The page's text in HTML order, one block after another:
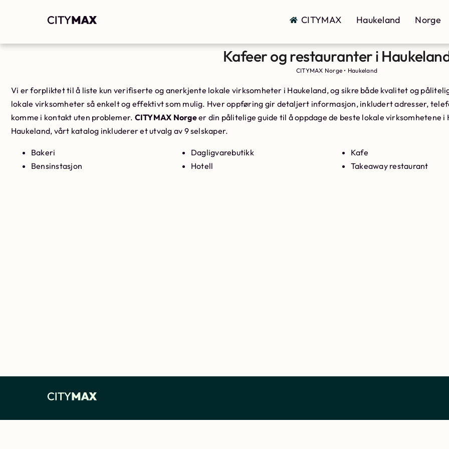
CITYMAX Haukeland Norge
Kafeer og restauranter i
CITYMAX Norge • Haukeland
Vi er forpliktet til å liste kun verifiserte og anerkjente lokale virksomheter i Haukeland, og sikre både kvalitet og
lokale virksomheter så enkelt og effektivt som mulig. Hver oppføring gir detaljert informasjon, inkludert adresser,
komme i kontakt uten problemer. CITYMAX Norgeer din pålitelige guide til å oppdage de beste lokale virksomhetene i
Haukeland, vårt katalog inkluderer et utvalg av 9 selskaper.
Bakeri
Bensinstasjon
Dagligvarebutikk
Hotell
Kafe
Takeaway restaurant